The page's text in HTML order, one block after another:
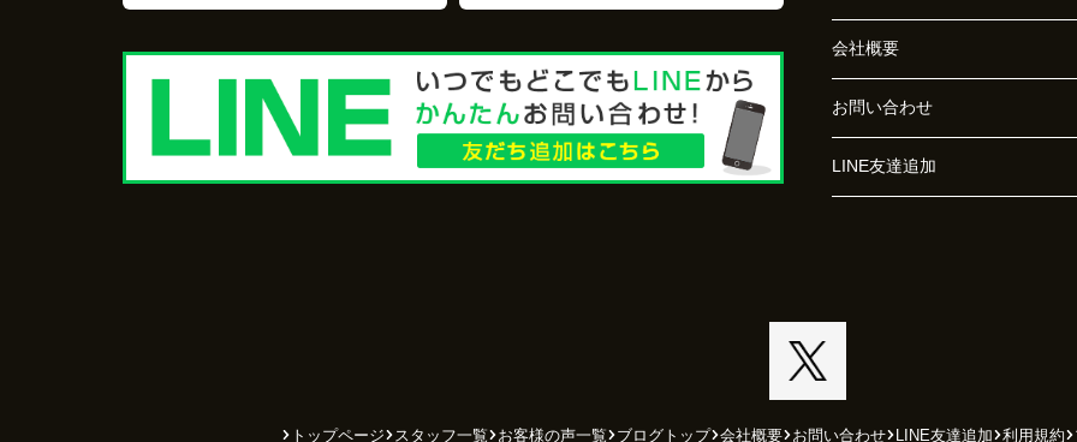
会社概要
お問い合わせ
LINE友達追加
トップページ スタッフ一覧 お客様の声一覧 ブログトップ 会社概要 お問い合わせ LINE友達追加 利用規約